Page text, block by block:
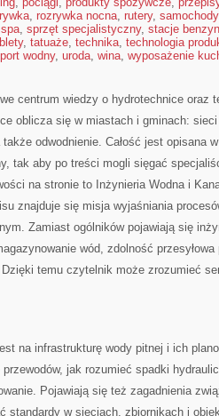
, rozrywka nocna, rutery, samochody
spa, sprzęt specjalistyczny, stacje
, tatuaże, technika, technologia
wodny, uroda, wina, wyposażenie
centrum wiedzy o hydrotechnice oraz
oblicza się w miastach i gminach:
odwodnienie. Całość jest opisana
tak aby po treści mogli sięgać
na stronie to Inżynieria Wodna i
znajduje się misja wyjaśniania
Zamiast ogólników pojawiają się
wód, zdolność
Dzięki temu czytelnik może zrozumieć
na infrastrukturę wody pitnej i ich
jak rozumieć spadki
Pojawiają się też zagadnienia
standardy w sieciach, zbiornikach i